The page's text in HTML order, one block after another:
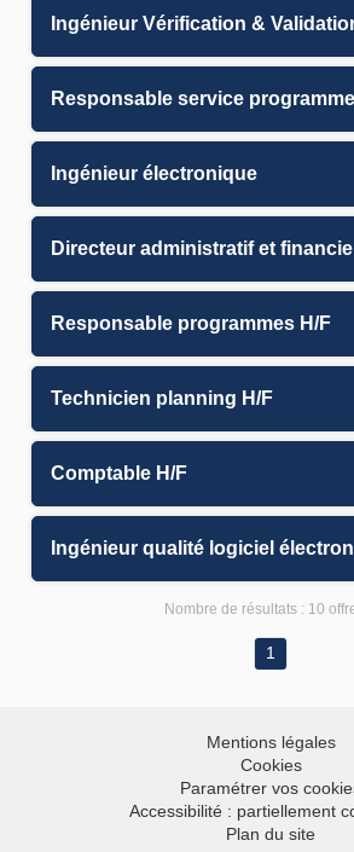
Responsable service
Ingénieur électronique
Directeur administratif et
Responsable programmes H/F
Technicien planning H/F
Comptable H/F
Ingénieur qualité logiciel
Nombre de résultats : 10
1
Mentions légales
Cookies
Paramétrer vos
Accessibilité : partiellement
Plan du site